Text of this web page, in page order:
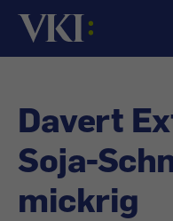
Startseite
Davert
Soja-
mickrig